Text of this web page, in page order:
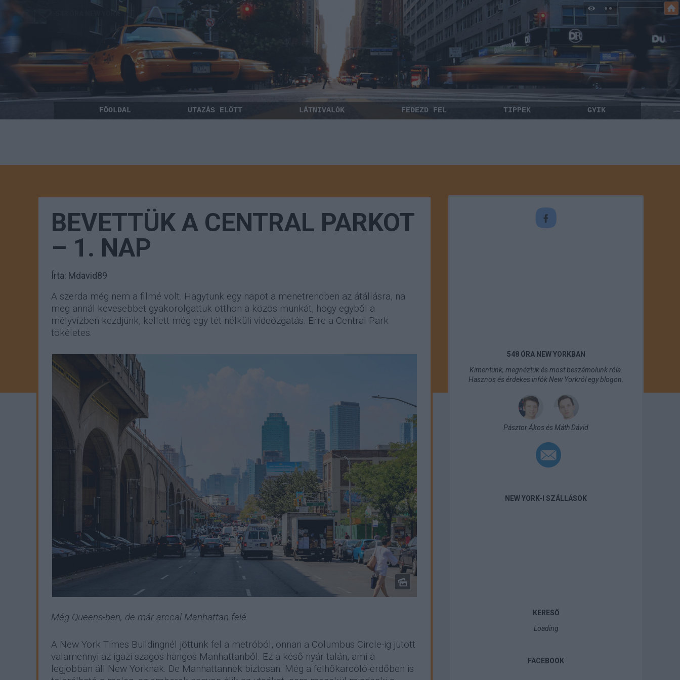
FŐOLDAL UTAZÁS ELŐTT LÁTNIVALÓK FEDEZD FEL TIPPEK GYIK
BEVETTÜK A CENTRAL PARKOT
– 1. NAP
Írta: Mdavid89
A szerda még nem a filmé volt. Hagytunk egy napot a menetrendben az átállásra, na
meg annál kevesebbet gyakorolgattuk otthon a közös munkát, hogy egyből a
mélyvízben kezdjünk, kellett még egy tét nélküli videózgatás. Erre a Central Park
tökéletes.
Még Queens-ben, de már arccal Manhattan felé
A New York Times Buildingnél jöttünk fel a metróból, onnan a Columbus Circle-ig jutott
valamennyi az igazi szagos-hangos Manhattanből. Ez a késő nyár talán, ami a
legjobban áll New Yorknak. De Manhattannek biztosan. Még a felhőkarcoló-erdőben is
548 ÓRA NEW YORKBAN
Kimentünk, megnéztük és most beszámolunk róla.
Hasznos és érdekes infók New Yorkról egy blogon.
Pásztor Ákos és Máth Dávid
NEW YORK-I SZÁLLÁSOK
KERESŐ
Loading
FACEBOOK